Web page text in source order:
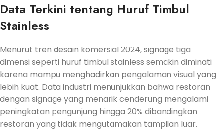
Data Terkini tentang Huruf Timbul
Stainless
Menurut tren desain komersial 2024, signage tiga
dimensi seperti huruf timbul stainless semakin diminati
karena mampu menghadirkan pengalaman visual yang
lebih kuat. Data industri menunjukkan bahwa restoran
dengan signage yang menarik cenderung mengalami
peningkatan pengunjung hingga 20% dibandingkan
restoran yang tidak mengutamakan tampilan luar.